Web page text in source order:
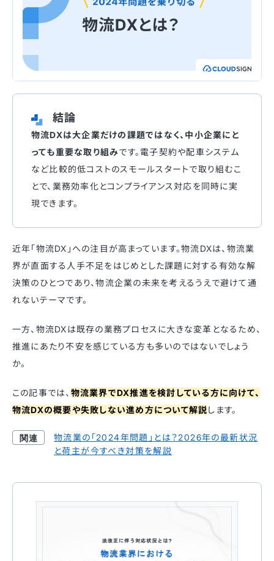
結論
物流DXは大企業だけの課題ではなく、中小企業にと
っても重要な取り組みです。電子契約や配車システム
など比較的低コストのスモールスタートで取り組むこ
とで、業務効率化とコンプライアンス対応を同時に実
現できます。
近年「物流DX」への注目が高まっています。物流DXは、物流業
界が直面する人手不足をはじめとした課題に対する有効な解
決策のひとつであり、物流企業の未来を考えるうえで避けて通
れないテーマです。
一方、物流DXは既存の業務プロセスに大きな変革となるため、
推進にあたり不安を感じている方も多いのではないでしょう
か。
この記事では、 物流業界でDX推進を検討している方に向けて、
物流DXの概要や失敗しない進め方について解説します。
物流業の「2024年問題」とは？2026年の最新状況
と荷主が今すべき対策を解説